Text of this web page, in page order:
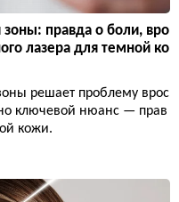
зоны: правда о боли, вро
лазера для темной ко
решает проблему врос
ключевой нюанс — прав
кожи.